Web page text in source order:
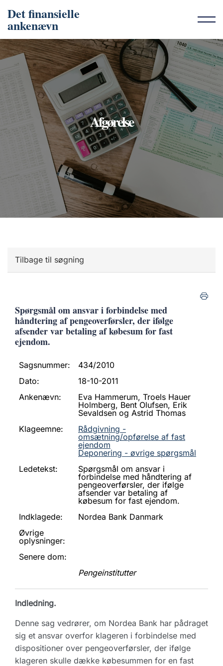
Det finansielle
ankenævn
Afgørelse
Tilbage til søgning
Spørgsmål om ansvar i forbindelse med
håndtering af pengeoverførsler, der ifølge
afsender var betaling af købesum for fast
ejendom.
Sagsnummer:
434/2010
Dato:
18-10-2011
Ankenævn:
Eva Hammerum, Troels Hauer
Holmberg, Bent Olufsen, Erik
Sevaldsen og Astrid Thomas
Klageemne:
Rådgivning -
omsætning/opførelse af fast
ejendom
Deponering - øvrige spørgsmål
Ledetekst:
Spørgsmål om ansvar i
forbindelse med håndtering af
pengeoverførsler, der ifølge
afsender var betaling af
købesum for fast ejendom.
Indklagede:
Nordea Bank Danmark
Øvrige
oplysninger:
Senere dom:
Pengeinstitutter
Indledning.
Denne sag vedrører, om Nordea Bank har pådraget
sig et ansvar overfor klageren i forbindelse med
dispositioner over pengeoverførsler, der ifølge
klageren skulle dække købesummen for en fast